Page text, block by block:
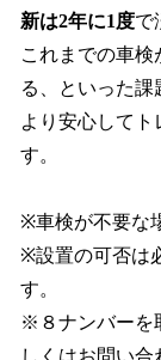
新は2年に1度で
これまでの車
る、といった課
より安心してト
す。
※車検が不要な
※設置の可否は
す。
※８ナンバーを